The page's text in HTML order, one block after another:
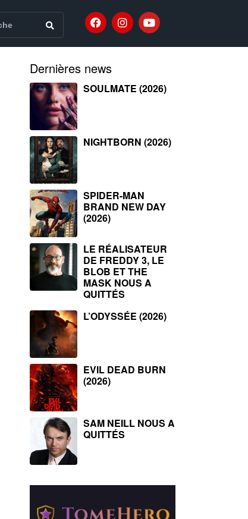
Dernières news
SOULMATE (2026)
NIGHTBORN (2026)
SPIDER-MAN
BRAND NEW DAY
(2026)
LE RÉALISATEUR
DE FREDDY 3, LE
BLOB ET THE
MASK NOUS A
QUITTÉS
L’ODYSSÉE (2026)
EVIL DEAD BURN
(2026)
SAM NEILL NOUS A
QUITTÉS